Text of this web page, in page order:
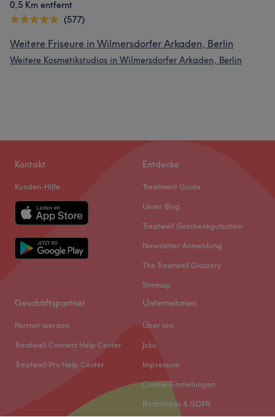
0,5 Km entfernt
(577)
Weitere Friseure in Wilmersdorfer Arkaden, Berlin
Weitere Kosmetikstudios in Wilmersdorfer Arkaden, Berlin
Kontakt
Kunden-Hilfe
Entdecke
Treatment Guide
Unser Blog
Treatwell Geschenkgutschein
Newsletter Anmeldung
The Treatwell Glossary
Sitemap
Geschäftspartner
Partner werden
Treatwell Connect Help Center
Treatwell Pro Help Center
Unternehmen
Über uns
Jobs
Impressum
Cookie-Einstellungen
Rechtliches & GDPR